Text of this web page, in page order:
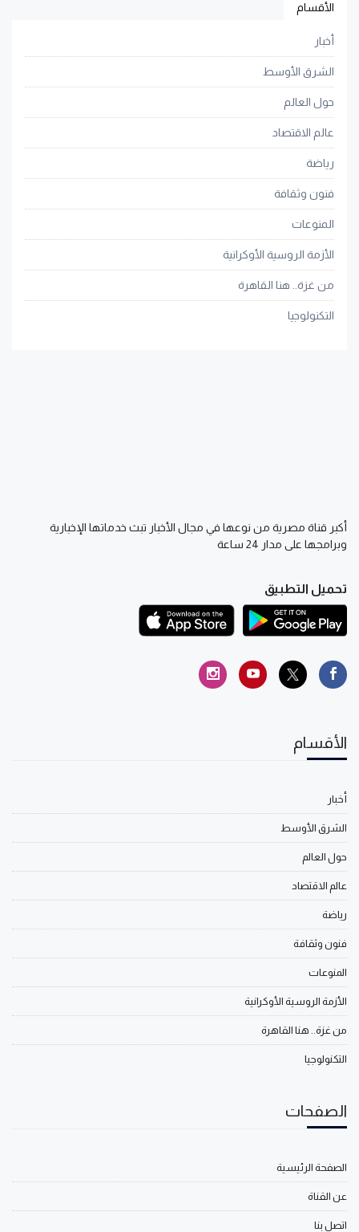
الأقسام
أخبار
الشرق الأوسط
حول العالم
عالم الاقتصاد
رياضة
فنون وثقافة
المنوعات
الأزمة الروسية الأوكرانية
من غزة.. هنا القاهرة
التكنولوجيا
أكبر قناة مصرية من نوعها في مجال الأخبار تبث خدماتها الإخبارية
وبرامجها على مدار 24 ساعة
تحميل التطبيق
الأقسام
أخبار
الشرق الأوسط
حول العالم
عالم الاقتصاد
رياضة
فنون وثقافة
المنوعات
الأزمة الروسية الأوكرانية
من غزة.. هنا القاهرة
التكنولوجيا
الصفحات
الصفحة الرئيسية
عن القناة
اتصل بنا